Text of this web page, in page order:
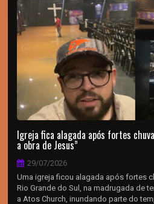
Igreja fica alagada após fortes
a obra de Jesus”
29/07/2026
Uma igreja ficou alagada após fortes
Rio Grande do Sul, na madrugada de
a Atos Church, inundando parte do